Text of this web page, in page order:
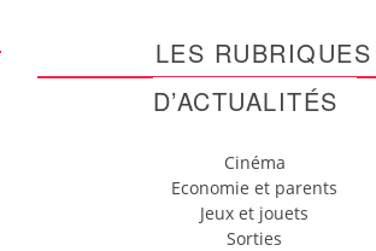
LES RUBRIQUES
D’ACTUALITÉS
Cinéma
Economie et parents
Jeux et jouets
Sorties